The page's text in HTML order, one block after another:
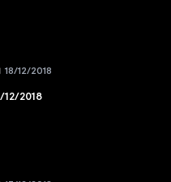
18/12/2018
12/2018